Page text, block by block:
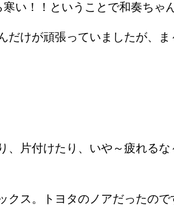
い！！ということで和奏ちゃ
だけが頑張っていましたが、ま
片付けたり、いや～疲れるな
クス。トヨタのノアだったの